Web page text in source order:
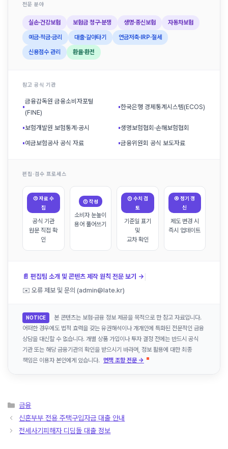
전문 분야
실손·건강보험 보험금 청구·분쟁 생명·종신보험 자동차보험
예금·적금·금리 대출·갈아타기 연금저축·IRP·절세
신용점수 관리 환율·환전
참고 공식 기관
▪
금융감독원 금융소비자포털
(FINE)
▪한국은행 경제통계시스템(ECOS)
▪보험개발원 보험통계·공시 ▪생명보험협회·손해보험협회
▪예금보험공사 공식 자료 ▪금융위원회 공식 보도자료
편집·검수 프로세스
① 자료 수
집
공식 기관
원문 직접 확
인
② 작성
소비자 눈높이
용어 풀어쓰기
③ 수치 검
토
기준일 표기
및
교차 확인
④ 정기 갱
신
제도 변경 시
즉시 업데이트
📄 편집팀 소개 및 콘텐츠 제작 원칙 전문 보기 → |
✉️ 오류 제보 및 문의 (admin@late.kr)
NOTICE
본 콘텐츠는 보험·금융 정보 제공을 목적으로 한 참고 자료입니다.
어떠한 경우에도 법적 효력을 갖는 유권해석이나 개개인에 특화된 전문적인 금융
상담을 대신할 수 없습니다. 개별 상품 가입이나 투자 결정 전에는 반드시 공식
기관 또는 해당 금융기관의 확인을 받으시기 바라며, 정보 활용에 대한 최종
책임은 이용자 본인에게 있습니다. 면책 조항 전문 →
카
테
리
금융
신혼부부 전용 주택구입자금 대출 안내
전세사기피해자 디딤돌 대출 정보